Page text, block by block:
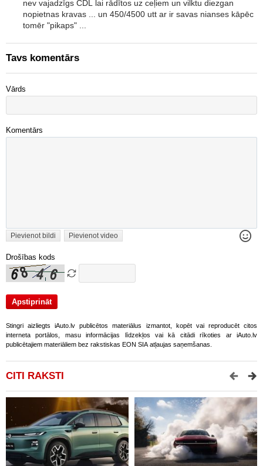
nev vajadzīgs CDL lai rādītos uz ceļiem un vilktu diezgan
nopietnas kravas ... un 450/4500 utt ar ir savas nianses kāpēc
tomēr "pikaps" ...
Tavs komentārs
Vārds
Komentārs
Pievienot bildi Pievienot video
Drošības kods
Stingri aizliegts iAuto.lv publicētos materiālus izmantot, kopēt vai reproducēt citos
interneta portālos, masu informācijas līdzekļos vai kā citādi rīkoties ar iAuto.lv
publicētajiem materiāliem bez rakstiskas EON SIA atļaujas saņemšanas.
CITI RAKSTI